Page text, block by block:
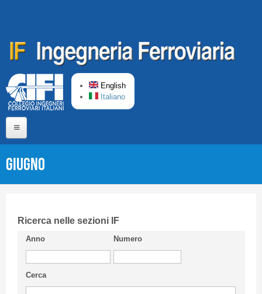
English
Italiano
Short presentation CIFI
Guideline
Privacy & Policy
Giugno
Ricerca nelle sezioni IF
Anno Numero
Cerca